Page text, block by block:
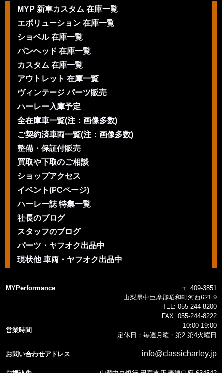
MYP 新車カスタム 在庫一覧
エボリューション 在庫一覧
ショベル 在庫一覧
パンヘッド 在庫一覧
カスタム 在庫一覧
アウトレット 在庫一覧
ヴィンテージ パーツ販売
ハーレー入庫予定
全在庫車一覧(注：画像多数)
ご契約済車両一覧(注：画像多数)
整備・保証付販売
買取や下取のご相談
ショップアクセス
イベント(PCページ)
ハーレー誌 特集一覧
社長のブログ
スタッフのブログ
パーツ・ヤフオク出品中
現状他 車両・ヤフオク出品中
MYPerformance
〒 409-3851
山梨県中巨摩郡昭和町河西621-9
TEL: 055-244-8200
FAX: 055-244-8222
営業時間
10:00-19:00
定休日：毎週月曜・第2 第4火曜日
お問い合わせアドレス info@classicharley.jp